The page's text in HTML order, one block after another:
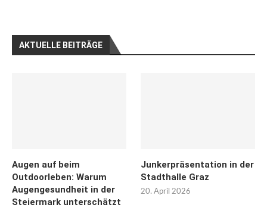
AKTUELLE BEITRÄGE
Augen auf beim
Outdoorleben: Warum
Augengesundheit in der
Steiermark unterschätzt
Junkerpräsentation in der
Stadthalle Graz
20. April 2026